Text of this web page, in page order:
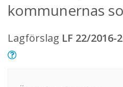
kommunernas
Lagförslag LF 22/2016-